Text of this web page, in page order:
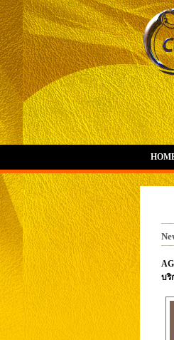
บริ